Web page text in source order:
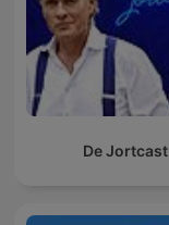
De Jortcast